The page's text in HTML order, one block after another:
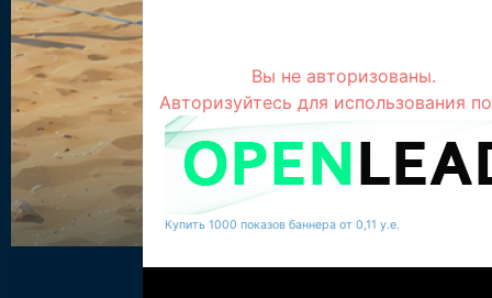
Вы не авторизованы.
Авторизуйтесь для использования
Купить 1000 показов баннера от 0,11 у.е.